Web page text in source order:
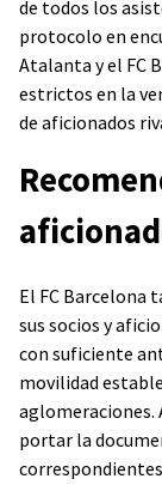
de todos los
protocolo en
Atalanta y el FC
estrictos en la
de aficionados
El FC Barcelona
sus socios y
con suficiente
movilidad
aglomeraciones.
portar la